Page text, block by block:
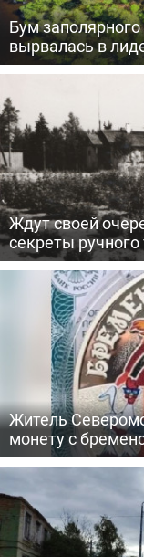
Бум
вырвалась в
Ждут своей
секреты
Житель
монету с